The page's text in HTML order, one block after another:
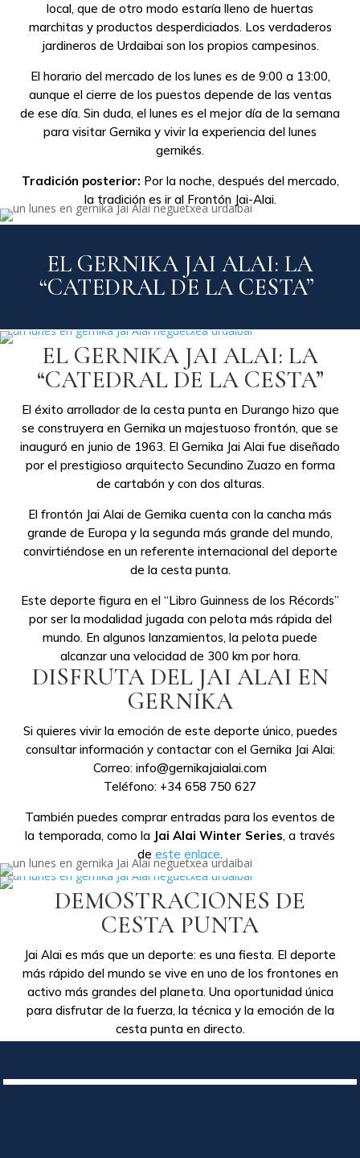
local, que de otro modo estaría lleno de huertas
marchitas y productos desperdiciados. Los verdaderos
jardineros de Urdaibai son los propios campesinos.
El horario del mercado de los lunes es de 9:00 a 13:00,
aunque el cierre de los puestos depende de las ventas
de ese día. Sin duda, el lunes es el mejor día de la semana
para visitar Gernika y vivir la experiencia del lunes
gernikés.
Tradición posterior: Por la noche, después del mercado,
la tradición es ir al Frontón Jai-Alai.
EL GERNIKA JAI ALAI: LA
“CATEDRAL DE LA CESTA”
EL GERNIKA JAI ALAI: LA
“CATEDRAL DE LA CESTA”
El éxito arrollador de la cesta punta en Durango hizo que
se construyera en Gernika un majestuoso frontón, que se
inauguró en junio de 1963. El Gernika Jai Alai fue diseñado
por el prestigioso arquitecto Secundino Zuazo en forma
de cartabón y con dos alturas.
El frontón Jai Alai de Gernika cuenta con la cancha más
grande de Europa y la segunda más grande del mundo,
convirtiéndose en un referente internacional del deporte
de la cesta punta.
Este deporte figura en el “Libro Guinness de los Récords”
por ser la modalidad jugada con pelota más rápida del
mundo. En algunos lanzamientos, la pelota puede
alcanzar una velocidad de 300 km por hora.
DISFRUTA DEL JAI ALAI EN
GERNIKA
Si quieres vivir la emoción de este deporte único, puedes
consultar información y contactar con el Gernika Jai Alai:
Correo: info@gernikajaialai.com
Teléfono: +34 658 750 627
También puedes comprar entradas para los eventos de
la temporada, como la Jai Alai Winter Series, a través
de este enlace.
DEMOSTRACIONES DE
CESTA PUNTA
Jai Alai es más que un deporte: es una fiesta. El deporte
más rápido del mundo se vive en uno de los frontones en
activo más grandes del planeta. Una oportunidad única
para disfrutar de la fuerza, la técnica y la emoción de la
cesta punta en directo.